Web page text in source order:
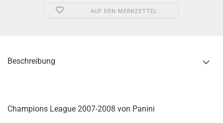
AUF DEN MERKZETTEL
Beschreibung
Champions League 2007-2008 von Panini